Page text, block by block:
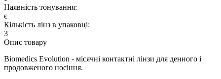
Наявність тонування:
є
Кiлькiсть лiнз в упаковцi:
3
Опис товару
Biomedics Evolution - місячні контактні лінзи для денного і
продовженого носіння.